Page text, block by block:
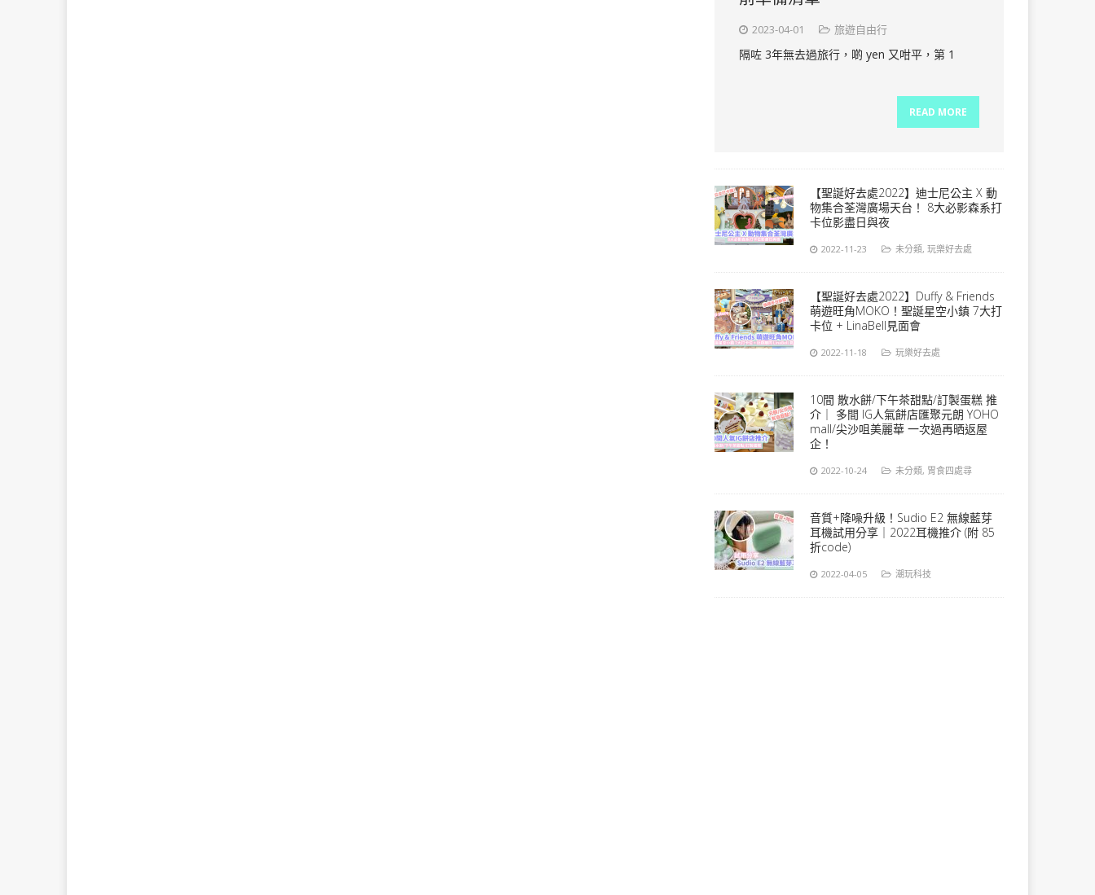
2023-04-01 旅遊自由行
隔咗 3年無去過旅行，啲 yen 又咁平，第 1
READ MORE
【聖誕好去處2022】迪士尼公主 X 動
物集合荃灣廣場天台！ 8大必影森系打
卡位影盡日與夜
2022-11-23 未分類,玩樂好去處
【聖誕好去處2022】Duffy & Friends
萌遊旺角MOKO！聖誕星空小鎮 7大打
卡位 + LinaBell見面會
2022-11-18 玩樂好去處
10間 散水餅/下午茶甜點/訂製蛋糕 推
介｜ 多間 IG人氣餅店匯聚元朗 YOHO
mall/尖沙咀美麗華 一次過再晒返屋
企！
2022-10-24 未分類, 胃食四處尋
音質+降噪升級！Sudio E2 無線藍芽
耳機試用分享｜2022耳機推介 (附 85
折code)
2022-04-05 潮玩科技